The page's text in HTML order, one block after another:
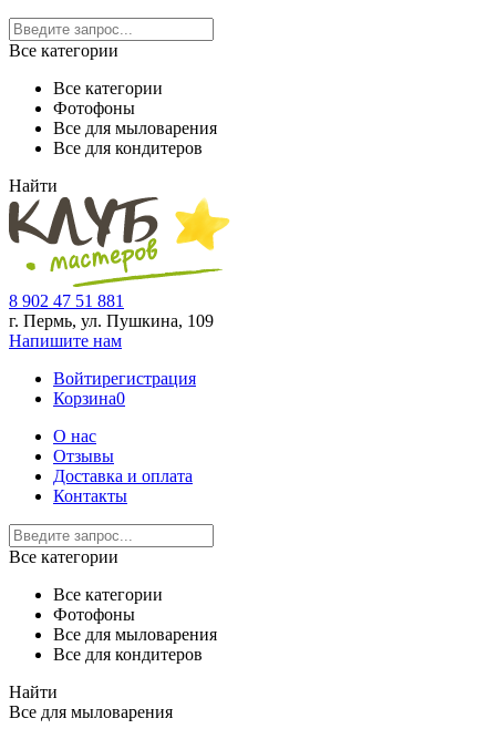
Все категории
Все категории
Фотофоны
Все для мыловарения
Все для кондитеров
Найти
8 902 47 51 881
г. Пермь, ул. Пушкина, 109
Напишите нам
Войтирегистрация
Корзина0
О нас
Отзывы
Доставка и оплата
Контакты
Все категории
Все категории
Фотофоны
Все для мыловарения
Все для кондитеров
Найти
Все для мыловарения